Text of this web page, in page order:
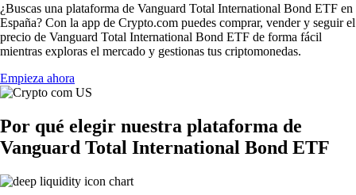
¿Buscas una plataforma de Vanguard Total International Bond ETF en
España? Con la app de Crypto.com puedes comprar, vender y seguir el
precio de Vanguard Total International Bond ETF de forma fácil
mientras exploras el mercado y gestionas tus criptomonedas.
Empieza ahora
Por qué elegir nuestra plataforma de
Vanguard Total International Bond ETF